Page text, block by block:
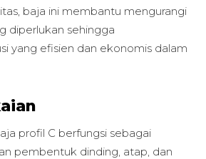
baja ini membantu mengurangi
diperlukan sehingga
yang efisien dan ekonomis dalam
profil C berfungsi sebagai
pembentuk dinding, atap, dan